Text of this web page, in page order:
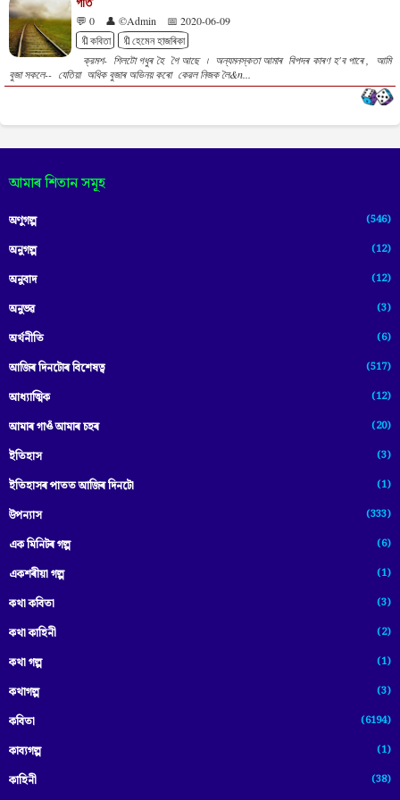
💬 0 👤 ©Admin
📅 2020-06-09
🔖কবিতা
🔖হেমেন হাজৰিকা
ক্রমশ- শিলটো গধুৰ হৈ গৈ আছে ৷ অন্যমনস্কতা আমাৰ বিপদৰ কাৰণ হ'ব পাৰে , আমি
বুজা সকলে-- যেতিয়া অধিক বুজাৰ অভিনয় কৰো কেৱল নিজক লৈ&n...
আমাৰ শিতান সমূহ
অণুগল্প (546)
অনুগল্প (12)
অনুবাদ (12)
অনুভৱ (3)
অৰ্থনীতি (6)
আজিৰ দিনটোৰ বিশেষত্ব (517)
আধ্যাত্মিক (12)
আমাৰ গাওঁ আমাৰ চহৰ (20)
ইতিহাস (3)
ইতিহাসৰ পাতত আজিৰ দিনটো (1)
উপন্যাস (333)
এক মিনিটৰ গল্প (6)
একশৰীয়া গল্প (1)
কথা কবিতা (3)
কথা কাহিনী (2)
কথা গল্প (1)
কথাগল্প (3)
কবিতা (6194)
কাব্যগল্প (1)
কাহিনী (38)